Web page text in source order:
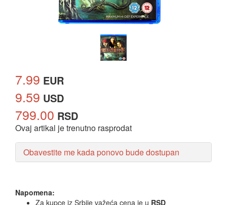
7.99 EUR
9.59 USD
799.00 RSD
Ovaj artikal je trenutno rasprodat
Obavestite me kada ponovo bude dostupan
Napomena:
Za kupce iz Srbije važeća cena je u RSD